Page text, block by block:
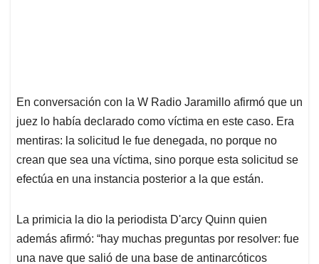
En conversación con la W Radio Jaramillo afirmó que un
juez lo había declarado como víctima en este caso. Era
mentiras: la solicitud le fue denegada, no porque no
crean que sea una víctima, sino porque esta solicitud se
efectúa en una instancia posterior a la que están.
La primicia la dio la periodista D'arcy Quinn quien
además afirmó: “hay muchas preguntas por resolver: fue
una nave que salió de una base de antinarcóticos